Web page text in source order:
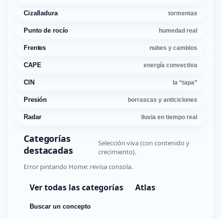
Cizalladura tormentas
Punto de rocío humedad real
Frentes nubes y cambios
CAPE energía convectiva
CIN la “tapa”
Presión borrascas y anticiclones
Radar lluvia en tiempo real
Categorías
destacadas
Selección viva (con contenido y
crecimiento).
Error pintando Home: revisa consola.
Ver todas las categorías Atlas
Buscar un concepto